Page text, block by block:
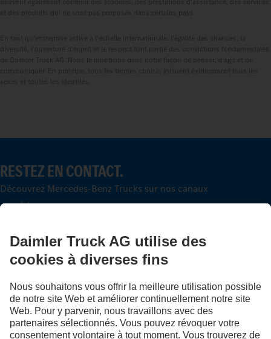
RESTEZ EN CONTACT.
Découvrez Mercedes-Benz Trucks sur nos canaux
numériques.
LANGUAGE
FR